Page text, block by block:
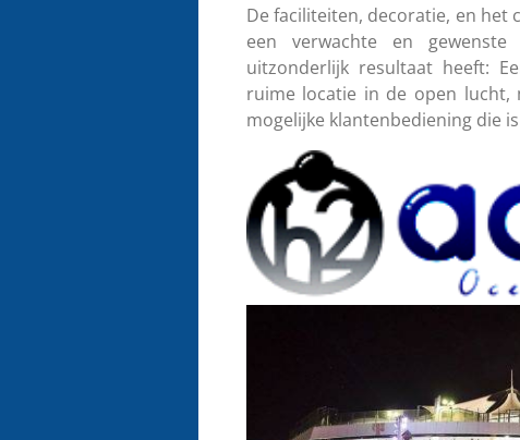
De faciliteiten, decoratie, en het
een verwachte en
uitzonderlijk resultaat heeft:
ruime locatie in de open
mogelijke klantenbediening die